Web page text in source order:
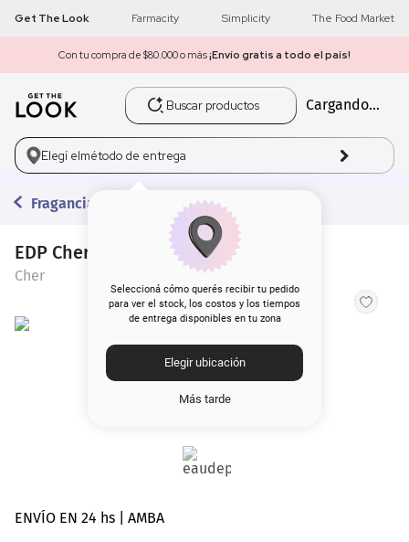
Get The Look Farmacity Simplicity The Food Market
Con tu compra de $80.000 o más¡Envío gratis a todo el país!
Buscar productos
Cargando...
Elegí elmétodo de entrega
Seleccioná cómo querés recibir tu pedido
para ver el stock, los costos y los tiempos
de entrega disponibles en tu zona
Elegir ubicación
Más tarde
Fragancias
EDP Cher Dieciocho x 50 ml
Cher
ENVÍO EN 24 hs | AMBA
1 get the look
2 máscara pestañas
3.
5.
6.